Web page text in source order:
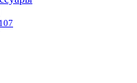
107